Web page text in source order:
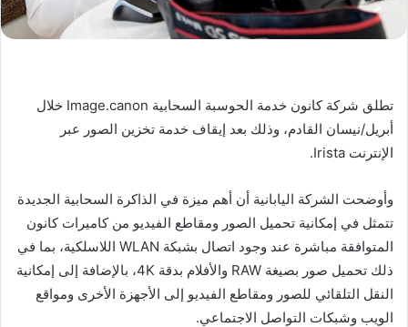
تطلق شركة كانون خدمة الحوسبة السحابية Image.canon خلال
أبريل/نيسان القادم، وذلك بعد إيقاف خدمة تخزين الصور عبر
الإنترنت Irista.
وأوضحت الشركة اليابانية أن أهم ميزة في الذاكرة السحابية الجديدة
تتمثل في إمكانية تحميل الصور ومقاطع الفيديو من كاميرات كانون
المتوافقة مباشرة عند وجود اتصال بشبكة WLAN اللاسلكية، بما في
ذلك تحميل صور بصيغة RAW والأفلام بدقة 4K، بالإضافة إلى إمكانية
النقل التلقائي للصور ومقاطع الفيديو إلى الأجهزة الأخرى ومواقع
الويب وشبكات التواصل الاجتماعي.